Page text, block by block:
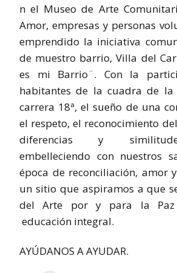
n el Museo de Arte
Amor, empresas y personas
emprendido la iniciativa
de muestro barrio, Villa del
es mi Barrio¨. Con la
habitantes de la cuadra de la
carrera 18ª, el sueño de una
el respeto, el reconocimiento
diferencias y
embelleciendo con nuestros
época de reconciliación, amor
un sitio que aspiramos a que
del Arte por y para la
educación integral.
AYÚDANOS A AYUDAR.